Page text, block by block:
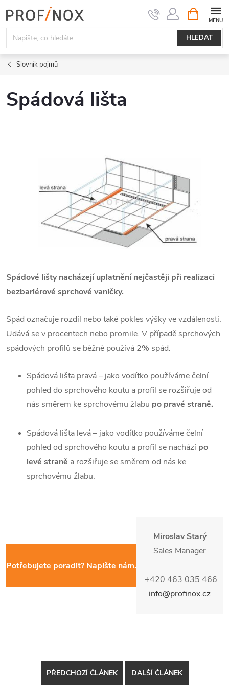
na
obsah
HLEDAT
NÁKUPNÍ
KOŠÍK
Slovník pojmů
Spádová lišta
Spádové lišty nacházejí uplatnění nejčastěji při realizaci
bezbariérové sprchové vaničky.
Spád označuje rozdíl nebo také pokles výšky ve vzdálenosti.
Udává se v procentech nebo promile. V případě sprchových
spádových profilů se běžně používá 2% spád.
Spádová lišta pravá – jako vodítko používáme čelní
pohled do sprchového koutu a profil se rozšiřuje od
nás směrem ke sprchovému žlabu po pravé straně.
Spádová lišta levá – jako vodítko používáme čelní
pohled od sprchového koutu a profil se nachází po
levé straně a rozšiřuje se směrem od nás ke
sprchovému žlabu.
Miroslav Starý
Sales Manager
+420 463 035 466
info@profinox.cz
Potřebujete poradit? Napište nám.
PŘEDCHOZÍ ČLÁNEK DALŠÍ ČLÁNEK